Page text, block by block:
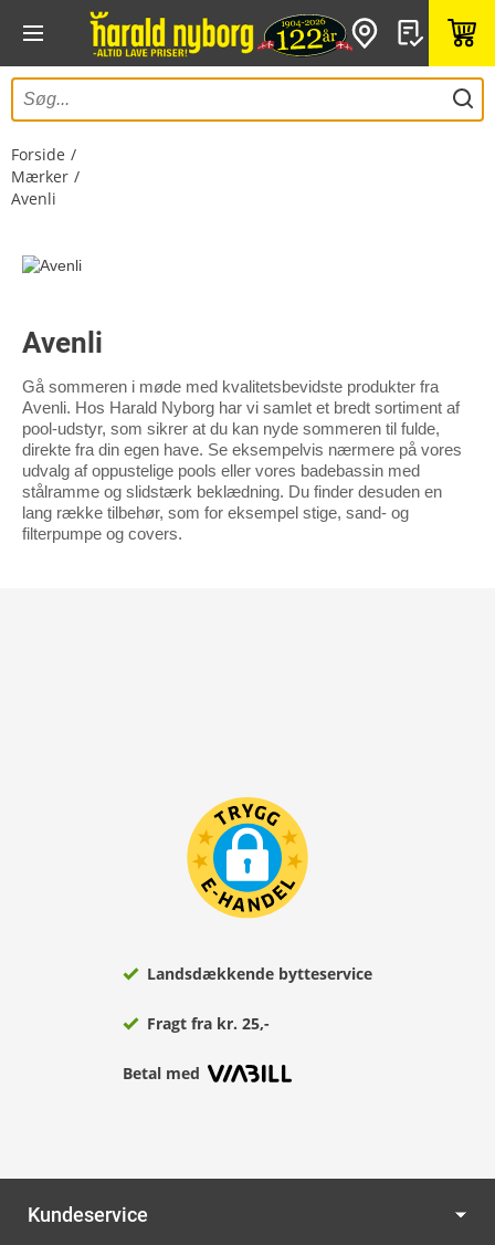
Forside
Mærker
Avenli
Avenli
Gå sommeren i møde med kvalitetsbevidste produkter fra
Avenli. Hos Harald Nyborg har vi samlet et bredt sortiment af
pool-udstyr, som sikrer at du kan nyde sommeren til fulde,
direkte fra din egen have. Se eksempelvis nærmere på vores
udvalg af oppustelige pools eller vores badebassin med
stålramme og slidstærk beklædning. Du finder desuden en
lang række tilbehør, som for eksempel stige, sand- og
filterpumpe og covers.
Landsdækkende bytteservice
Fragt fra kr. 25,-
Betal med
Kundeservice